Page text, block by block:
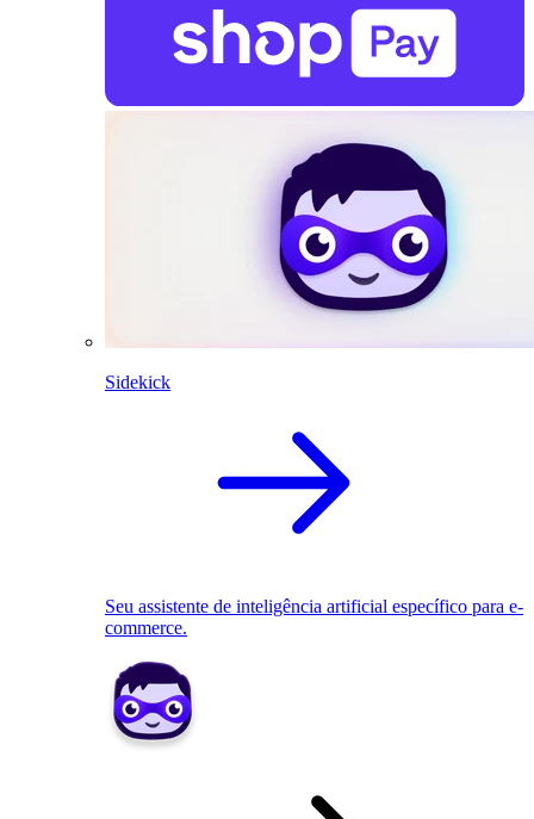
Sidekick
Seu assistente de inteligência artificial específico para e-
commerce.